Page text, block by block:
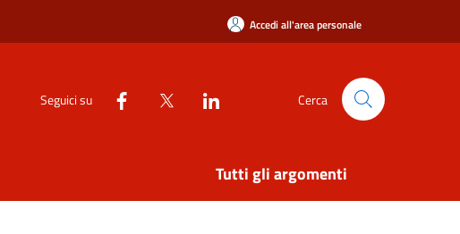
Accedi all'area personale
Seguici su Cerca
Tutti gli argomenti